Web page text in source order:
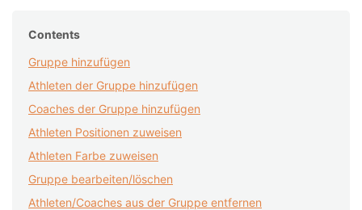
Contents
Gruppe hinzufügen
Athleten der Gruppe hinzufügen
Coaches der Gruppe hinzufügen
Athleten Positionen zuweisen
Athleten Farbe zuweisen
Gruppe bearbeiten/löschen
Athleten/Coaches aus der Gruppe entfernen